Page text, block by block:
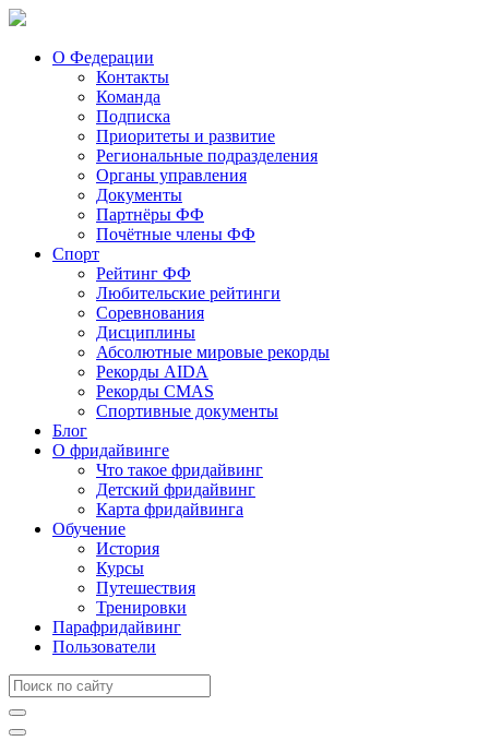
О Федерации
Контакты
Команда
Подписка
Приоритеты и развитие
Региональные подразделения
Органы управления
Документы
Партнёры ФФ
Почётные члены ФФ
Спорт
Рейтинг ФФ
Любительские рейтинги
Соревнования
Дисциплины
Абсолютные мировые рекорды
Рекорды AIDA
Рекорды CMAS
Спортивные документы
Блог
О фридайвинге
Что такое фридайвинг
Детский фридайвинг
Карта фридайвинга
Обучение
История
Курсы
Путешествия
Тренировки
Парафридайвинг
Пользователи